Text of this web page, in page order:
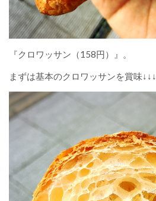
『クロワッサン（158円）』。
まずは基本のクロワッサンを賞味↓↓↓